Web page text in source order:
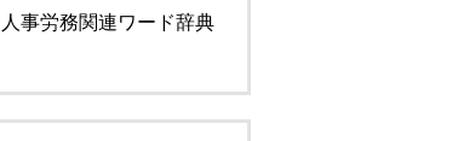
人事労務関連ワード辞典